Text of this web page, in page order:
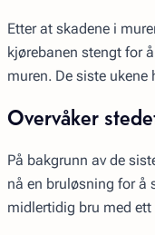
Etter at skadene i
kjørebanen stengt for
muren. De siste
Overvåker
På bakgrunn av de
nå en bruløsning for å
midlertidig bru med